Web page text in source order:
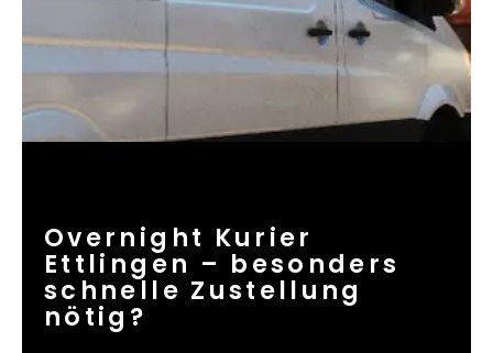
Overnight Kurier
Ettlingen – besonders
schnelle Zustellung
nötig?